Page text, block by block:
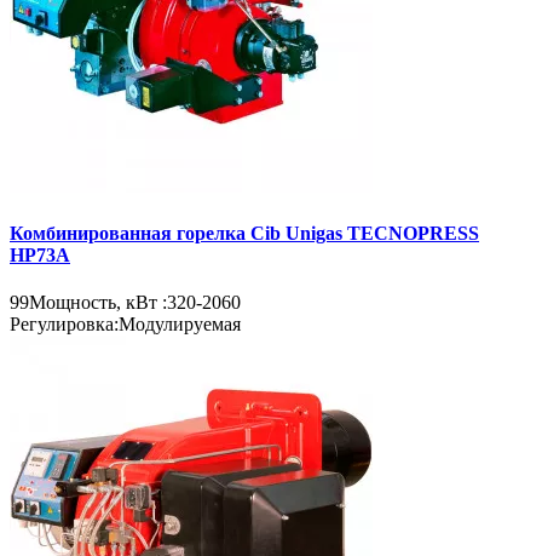
Комбинированная горелка Cib Unigas TECNOPRESS
HP73A
99Мощность, кВт :320-2060
Регулировка:Модулируемая